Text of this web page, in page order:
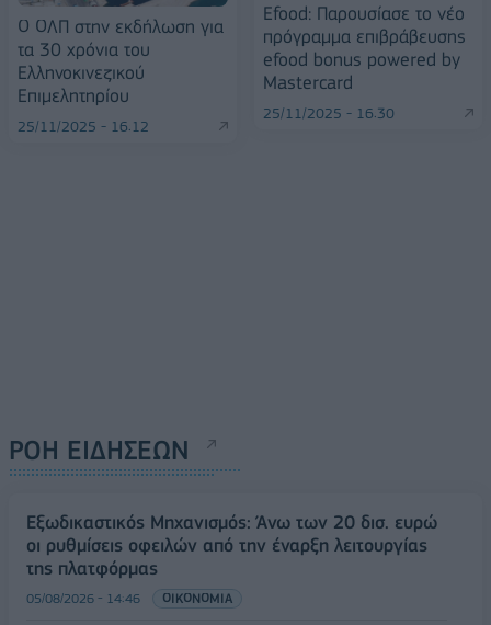
Ο ΟΛΠ στην εκδήλωση για
τα 30 χρόνια του
Ελληνοκινεζικού
Επιμελητηρίου
25/11/2025 - 16:12
Efood: Παρουσίασε το νέο
πρόγραμμα επιβράβευσης
efood bonus powered by
Mastercard
25/11/2025 - 16:30
ΡΟΗ ΕΙΔΗΣΕΩΝ
Εξωδικαστικός Μηχανισμός: Άνω των 20 δισ. ευρώ
οι ρυθμίσεις οφειλών από την έναρξη λειτουργίας
της πλατφόρμας
05/08/2026 - 14:46 ΟΙΚΟΝΟΜΙΑ